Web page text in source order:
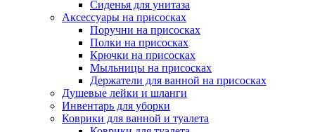
Сиденья для унитаза
Аксессуары на присосках
Поручни на присосках
Полки на присосках
Крючки на присосках
Мыльницы на присосках
Держатели для ванной на присосках
Душевые лейки и шланги
Инвентарь для уборки
Коврики для ванной и туалета